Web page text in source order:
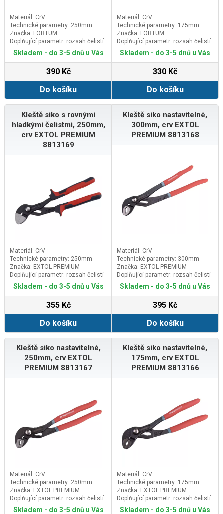
Materiál: CrV
Technické parametry: 250mm
Značka: FORTUM
Doplňující parametr: rozsah čelistí
0-65mm
Skladem - do 3-5 dnů u Vás
390 Kč
Do košíku
Materiál: CrV
Technické parametry: 175mm
Značka: FORTUM
Doplňující parametr: rozsah čelistí
0-42mm
Skladem - do 3-5 dnů u Vás
330 Kč
Do košíku
Kleště siko s rovnými
hladkými čelistmi, 250mm,
crv EXTOL PREMIUM
8813169
Materiál: CrV
Technické parametry: 250mm
Značka: EXTOL PREMIUM
Doplňující parametr: rozsah čelistí
max. 36mm
Skladem - do 3-5 dnů u Vás
355 Kč
Do košíku
Kleště siko nastavitelné,
300mm, crv EXTOL
PREMIUM 8813168
Materiál: CrV
Technické parametry: 300mm
Značka: EXTOL PREMIUM
Doplňující parametr: rozsah čelistí
max. 46mm
Skladem - do 3-5 dnů u Vás
395 Kč
Do košíku
Kleště siko nastavitelné,
250mm, crv EXTOL
PREMIUM 8813167
Materiál: CrV
Technické parametry: 250mm
Značka: EXTOL PREMIUM
Doplňující parametr: rozsah čelistí
max. 36mm
Skladem - do 3-5 dnů u Vás
Kleště siko nastavitelné,
175mm, crv EXTOL
PREMIUM 8813166
Materiál: CrV
Technické parametry: 175mm
Značka: EXTOL PREMIUM
Doplňující parametr: rozsah čelistí
max. 26mm
Skladem - do 3-5 dnů u Vás